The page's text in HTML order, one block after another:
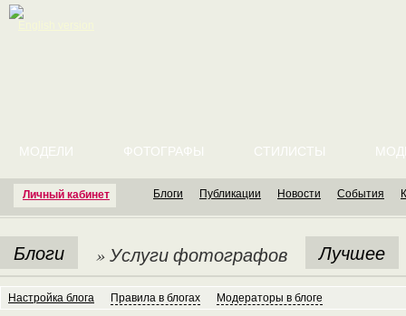
Личный кабинет
МОДЕЛИ ФОТОГРАФЫ СТИЛИСТЫ
Блоги Публикации Новости События
Блоги » Услуги фотографов Лучшее
Настройка блога Правила в блогах Модераторы в блоге